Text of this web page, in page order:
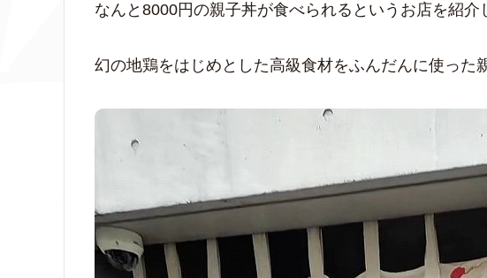
なんと8000円の親子丼が食べられるというお店を紹介
幻の地鶏をはじめとした高級食材をふんだんに使った